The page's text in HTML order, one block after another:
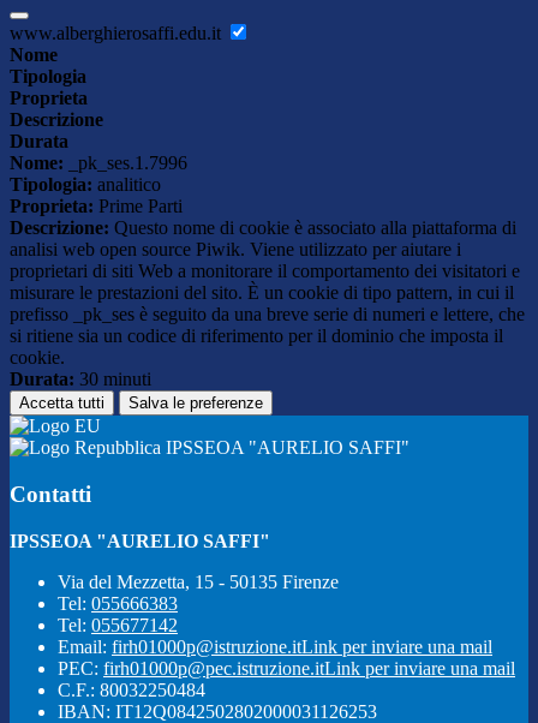
www.alberghierosaffi.edu.it
Nome
Tipologia
Proprieta
Descrizione
Durata
Nome: _pk_ses.1.7996
Tipologia: analitico
Proprieta: Prime Parti
Descrizione: Questo nome di cookie è associato alla piattaforma di
analisi web open source Piwik. Viene utilizzato per aiutare i
proprietari di siti Web a monitorare il comportamento dei visitatori e
misurare le prestazioni del sito. È un cookie di tipo pattern, in cui il
prefisso _pk_ses è seguito da una breve serie di numeri e lettere, che
si ritiene sia un codice di riferimento per il dominio che imposta il
cookie.
Durata: 30 minuti
Accetta tutti Salva le preferenze
IPSSEOA "AURELIO SAFFI"
Contatti
IPSSEOA "AURELIO SAFFI"
Via del Mezzetta, 15 - 50135 Firenze
Tel: 055666383
Tel: 055677142
Email: firh01000p@istruzione.itLink per inviare una mail
PEC: firh01000p@pec.istruzione.itLink per inviare una mail
C.F.: 80032250484
IBAN: IT12Q0842502802000031126253